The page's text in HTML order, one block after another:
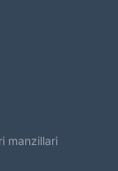
manzillari